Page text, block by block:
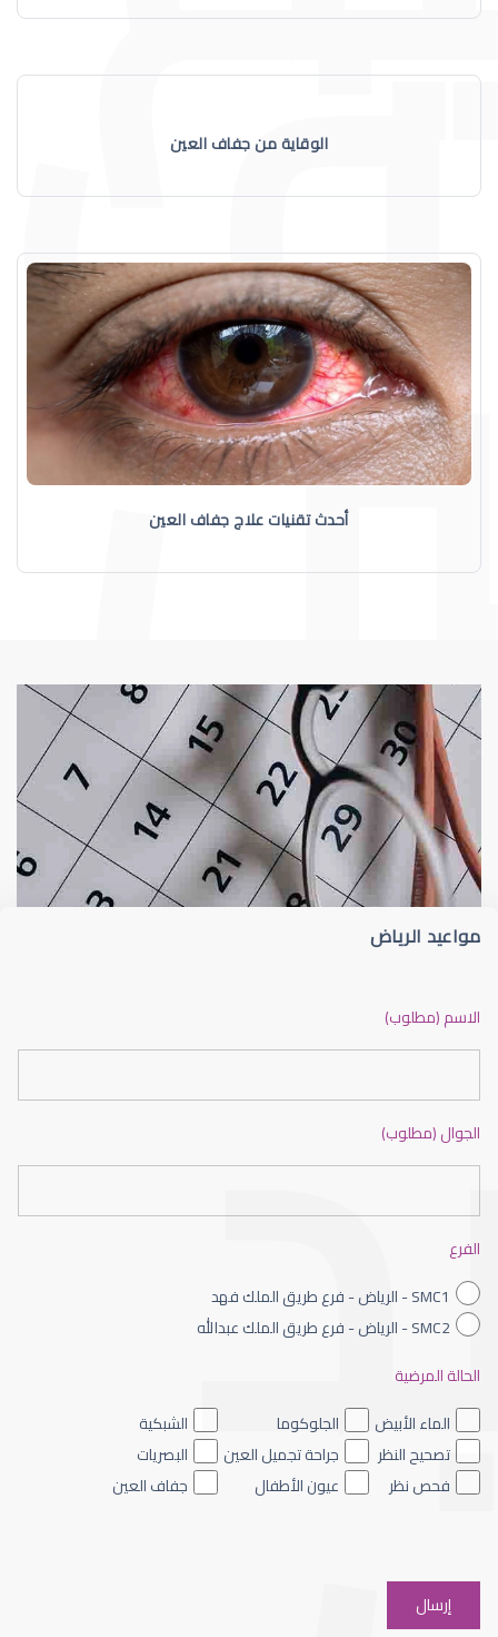
الوقاية من جفاف العين
أحدث تقنيات علاج جفاف العين
أحدث تقنيات علاج جفاف العين جفاف عيون
جفاف عيوني
مواعيد الرياض
الاسم (مطلوب)
الجوال (مطلوب)
الفرع
SMC1 - الرياض - فرع طريق الملك فهد
SMC2 - الرياض - فرع طريق الملك عبدالله
الحالة المرضية
الماء الأبيض
الجلوكوما
الشبكية
تصحيح النظر
جراحة تجميل العين
البصريات
فحص نظر
عيون الأطفال جفاف العين